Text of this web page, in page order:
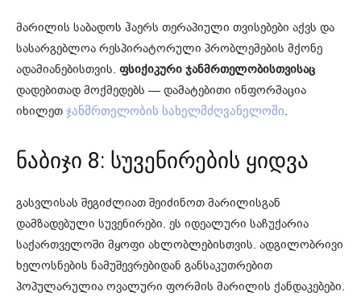
მარილის საბადოს ჰაერს თერაპიული თვისებები აქვს და
სასარგებლოა რესპირატორული პრობლემების მქონე
ადამიანებისთვის. ფსიქიკური ჯანმრთელობისთვისაც
დადებითად მოქმედებს — დამატებითი ინფორმაცია
იხილეთ ჯანმრთელობის სახელმძღვანელოში.
ნაბიჯი 8: სუვენირების ყიდვა
გასვლისას შეგიძლიათ შეიძინოთ მარილისგან
დამზადებული სუვენირები. ეს იდეალური საჩუქარია
საქართველოში მყოფი ახლობლებისთვის. ადგილობრივი
ხელოსნების ნამუშევრებიდან განსაკუთრებით
პოპულარულია ოვალური ფორმის მარილის ქანდაკებები.